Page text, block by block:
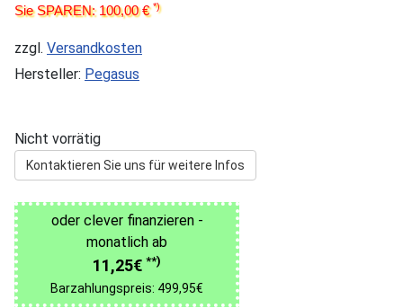
Sie SPAREN: 100,00 €*)
zzgl. Versandkosten
Hersteller: Pegasus
Nicht vorrätig
Kontaktieren Sie uns für weitere Infos
oder clever finanzieren -
monatlich ab
11,25€ **)
Barzahlungspreis: 499,95€